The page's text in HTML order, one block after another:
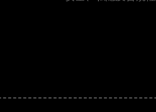
智慧型手機